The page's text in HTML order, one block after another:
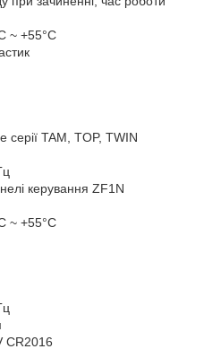
~ +55°C
серії TAM, TOP, TWIN
керування ZF1N
~ +55°C
CR2016